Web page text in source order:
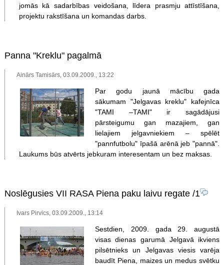
jomās kā sadarbības veidošana, līdera prasmju attīstīšana,
projektu rakstīšana un komandas darbs.
Panna "Kreklu" pagalmā
Ainārs Tamisārs, 03.09.2009., 13:22
Par godu jaunā mācību gada
sākumam "Jelgavas kreklu" kafejnīca
"TAMI –TAMI" ir sagādājusi
pārsteigumu gan mazajiem, gan
lielajiem jelgavniekiem – spēlēt
"pannfutbolu" īpašā arēnā jeb "pannā".
Laukums būs atvērts jebkuram interesentam un bez maksas.
Noslēgusies VII RASA Piena paku laivu regate/1
Ivars Pirvics, 03.09.2009., 13:14
Sestdien, 2009. gada 29. augustā
visas dienas garumā Jelgavā ikviens
pilsētnieks un Jelgavas viesis varēja
baudīt Piena, maizes un medus svētku